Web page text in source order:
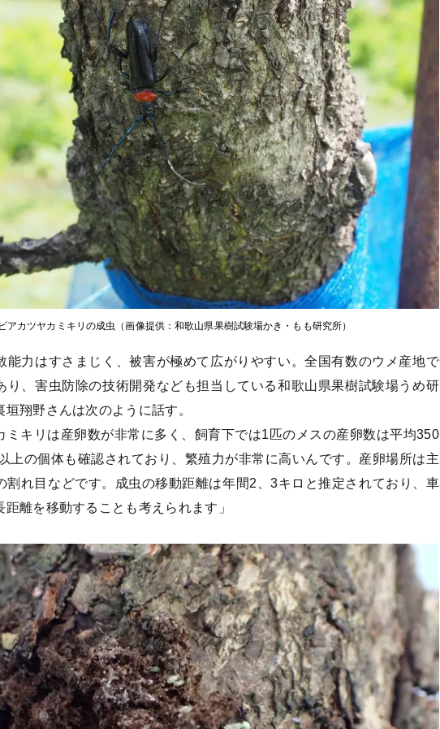
アカツヤカミキリの成虫（画像提供：和歌山県果樹試験場かき・もも研究所）
能力はすさまじく、被害が極めて広がりやすい。全国有数のウメ産地で
り、害虫防除の技術開発なども担当している和歌山県果樹試験場うめ研
翔野さんは次のように話す。
ミキリは産卵数が非常に多く、飼育下では1匹のメスの産卵数は平均350
上の個体も確認されており、繁殖力が非常に高いんです。産卵場所は主
割れ目などです。成虫の移動距離は年間2、3キロと推定されており、車
離を移動することも考えられます」